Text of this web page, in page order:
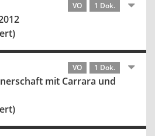
VO 1 Dok.
VO 1 Dok.
mit Carrara und